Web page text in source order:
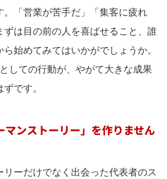
「営業が苦手だ」「集客に疲れ
ずは目の前の人を喜ばせること、誰
始めてみてはいかがでしょうか。
しての行動が、やがて大きな成果
です。
マンストーリー」を作りません
ーだけでなく出会った代表者のス